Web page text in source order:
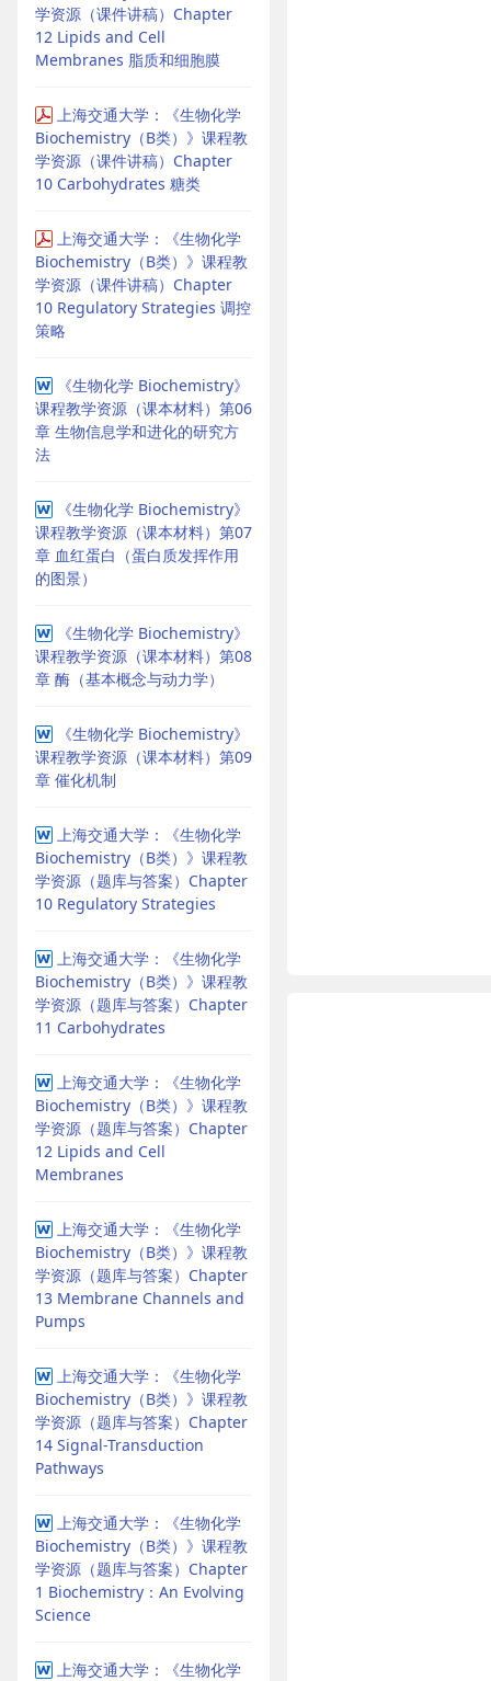
学资源（课件讲稿）Chapter
12 Lipids and Cell
Membranes 脂质和细胞膜
上海交通大学：《生物化学
Biochemistry（B类）》课程教
学资源（课件讲稿）Chapter
10 Carbohydrates 糖类
上海交通大学：《生物化学
Biochemistry（B类）》课程教
学资源（课件讲稿）Chapter
10 Regulatory Strategies 调控
策略
《生物化学 Biochemistry》
课程教学资源（课本材料）第06
章 生物信息学和进化的研究方
法
《生物化学 Biochemistry》
课程教学资源（课本材料）第07
章 血红蛋白（蛋白质发挥作用
的图景）
《生物化学 Biochemistry》
课程教学资源（课本材料）第08
章 酶（基本概念与动力学）
《生物化学 Biochemistry》
课程教学资源（课本材料）第09
章 催化机制
上海交通大学：《生物化学
Biochemistry（B类）》课程教
学资源（题库与答案）Chapter
10 Regulatory Strategies
上海交通大学：《生物化学
Biochemistry（B类）》课程教
学资源（题库与答案）Chapter
11 Carbohydrates
上海交通大学：《生物化学
Biochemistry（B类）》课程教
学资源（题库与答案）Chapter
12 Lipids and Cell
Membranes
上海交通大学：《生物化学
Biochemistry（B类）》课程教
学资源（题库与答案）Chapter
13 Membrane Channels and
Pumps
上海交通大学：《生物化学
Biochemistry（B类）》课程教
学资源（题库与答案）Chapter
14 Signal-Transduction
Pathways
上海交通大学：《生物化学
Biochemistry（B类）》课程教
学资源（题库与答案）Chapter
1 Biochemistry：An Evolving
Science
上海交通大学：《生物化学